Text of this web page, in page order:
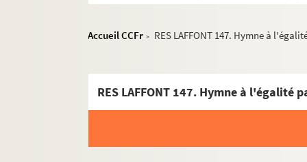
Accueil CCFr > RES LAFFONT 147. Hymne à
RES LAFFONT 147. Hymne à l'égalité